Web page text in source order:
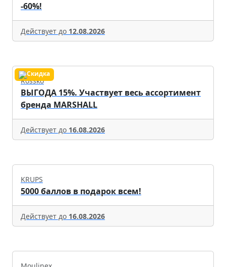
-60%!
Действует до 12.08.2026
Rossko
ВЫГОДА 15%. Участвует весь ассортимент
бренда MARSHALL
Действует до 16.08.2026
KRUPS
5000 баллов в подарок всем!
Действует до 16.08.2026